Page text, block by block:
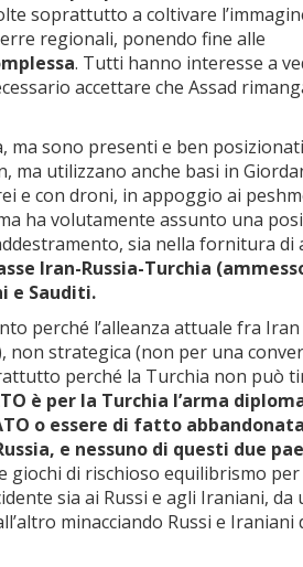
soprattutto a coltivare
regionali, ponendo fine alle
. Tutti hanno interesse a
accettare che Assad
ma sono presenti e ben
ma utilizzano anche basi in
e con droni, in appoggio ai
ha volutamente assunto una
sia nella fornitura di
Iran-Russia-Turchia
e Sauditi.
perché l’alleanza attuale fra Iran
non strategica (non per una
perché la Turchia non può
è per la Turchia l’arma
o essere di fatto
e nessuno di questi due
giochi di rischioso equilibrismo per
sia ai Russi e agli Iraniani, da
minacciando Russi e Iraniani